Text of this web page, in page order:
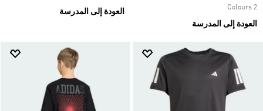
2 Colours
العودة إلى المدرسة
العودة إلى المدرسة